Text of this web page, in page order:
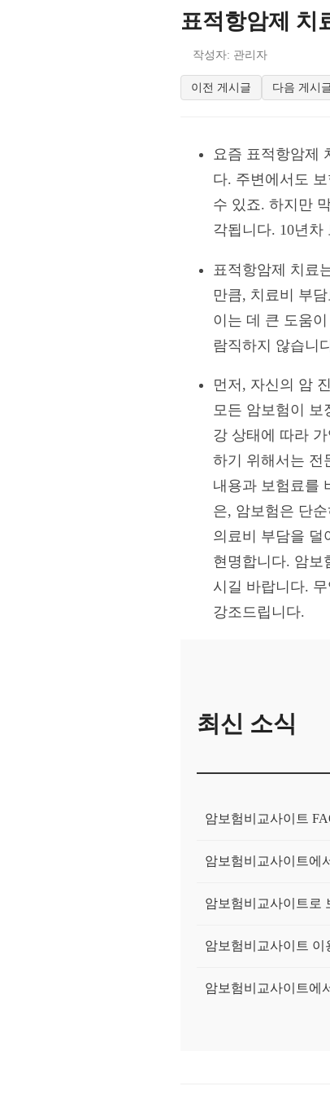
표적항암제 치
작성자: 관리자
이전 게시글 다음 게시
요즘 표적항암제
다. 주변에서도
수 있죠. 하지만
각됩니다. 10년
표적항암제 치료
만큼, 치료비 부
이는 데 큰 도움
람직하지 않습니
먼저, 자신의 암
모든 암보험이 보
강 상태에 따라
하기 위해서는 전
내용과 보험료를
은, 암보험은 단
의료비 부담을 덜
현명합니다. 암보
시길 바랍니다.
강조드립니다.
최신 소식
암보험비교사이트
암보험비교사이트에
암보험비교사이트로
암보험비교사이트 이
암보험비교사이트에